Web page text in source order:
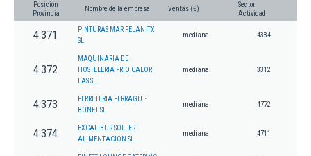
Posición
Provincia
Nombre de la empresa Ventas (€)
Sector
Actividad
4.371
PINTURAS MAR FELANITX
SL
mediana 4334
4.372
MAQUINARIA DE
HOSTELERIA FRIO CALOR
LAS SL.
mediana 3312
4.373
FERRETERIA FERRAGUT-
BONET SL
mediana 4772
4.374
EXCALIBUR SOLLER
ALIMENTACION SL.
mediana 4711